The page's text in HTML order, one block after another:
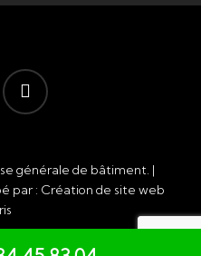
instagram
générale de bâtiment. |
par : Création de site web